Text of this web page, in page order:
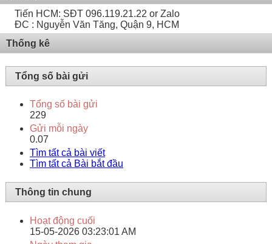
Tiến HCM: SĐT 096.119.21.22 or Zalo
ĐC : Nguyễn Văn Tăng, Quận 9, HCM
Thống kê
Tổng số bài gửi
Tổng số bài gửi
229
Gửi mỗi ngày
0.07
Tìm tất cả bài viết
Tìm tất cả Bài bắt đầu
Thông tin chung
Hoạt động cuối
15-05-2026 03:23:01 AM